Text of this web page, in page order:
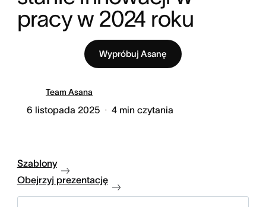
pracy w 2024 roku
Wypróbuj Asanę
Team Asana
6 listopada 2025 4 min czytania
Szablony
Obejrzyj prezentację